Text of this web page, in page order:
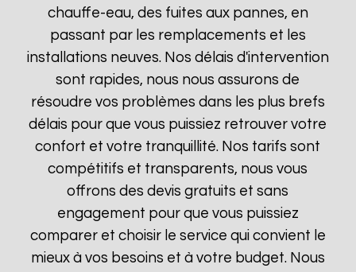
chauffe-eau, des fuites aux pannes, en
passant par les remplacements et les
installations neuves. Nos délais d'intervention
sont rapides, nous nous assurons de
résoudre vos problèmes dans les plus brefs
délais pour que vous puissiez retrouver votre
confort et votre tranquillité. Nos tarifs sont
compétitifs et transparents, nous vous
offrons des devis gratuits et sans
engagement pour que vous puissiez
comparer et choisir le service qui convient le
mieux à vos besoins et à votre budget. Nous